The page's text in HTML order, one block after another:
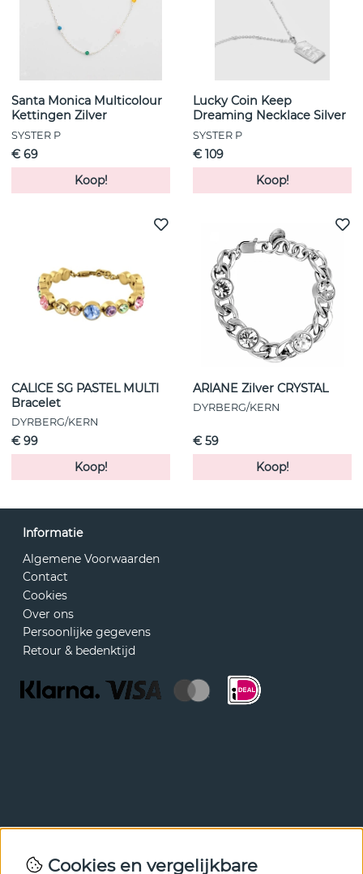
Santa Monica Multicolour
Kettingen Zilver
SYSTER P
€ 69
Koop!
Lucky Coin Keep
Dreaming Necklace Silver
SYSTER P
€ 109
Koop!
CALICE SG PASTEL MULTI
Bracelet
DYRBERG/KERN
€ 99
Koop!
ARIANE Zilver CRYSTAL
DYRBERG/KERN
€ 59
Koop!
Informatie
Algemene Voorwaarden
Contact
Cookies
Over ons
Persoonlijke gegevens
Retour & bedenktijd
Cookies en vergelijkbare